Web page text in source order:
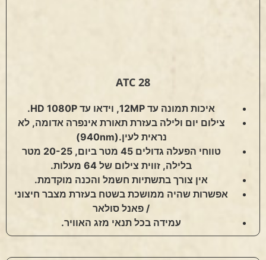
ATC 28
איכות תמונה עד 12MP, וידאו עד HD 1080P.
צילום יום ולילה בעזרת תאורת אינפרה אדומה, לא
נראית לעין.(940nm)
טווחי הפעלה גדולים45
מטר ביום, 20-25 מטר
בלילה, זווית צילום של 64 מעלות.
אין צורך בתשתיות חשמל והכנה מוקדמת.
אפשרות שהיה ממושכת בשטח בעזרת מצבר חיצוני
/ פאנל סולאר
עמידה בכל תנאי מזג האוויר.